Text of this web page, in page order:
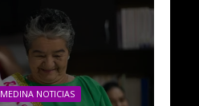
MEDINA NOTICIAS